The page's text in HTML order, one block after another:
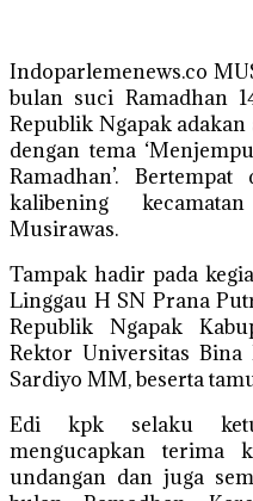
Indoparlemenews.co
bulan suci Ramadhan
Republik Ngapak
dengan tema
Ramadhan’.
kalibening
Musirawas.
Tampak hadir pada
Linggau H SN Prana
Republik Ngapak
Rektor Universitas
Sardiyo MM, beserta
Edi kpk selaku
mengucapkan terima
undangan dan juga